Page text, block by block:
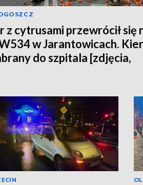
z cytrusami przewrócił się
w Jarantowicach.
do szpitala [zdjęcia,